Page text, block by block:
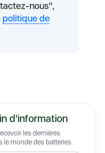
nous",
politique de
d'information
les dernières
le monde des batteries.